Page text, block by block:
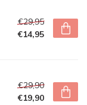
€29,95
€14,95
€29,90
€19,90